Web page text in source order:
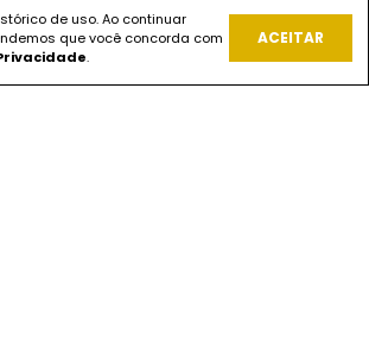
REDES SOCIAIS
de uso. Ao continuar
que você concorda com
.
ACEITAR